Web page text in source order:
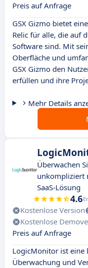
Preis auf Anfrage
GSX Gizmo bietet
Relic für alle, die auf
Software sind. Mit
Oberfläche und
GSX Gizmo den
erfüllen und ihre
Mehr Details
Überwachen
unkompliziert
SaaS-Lösung
4.6
Kostenlose Version
Kostenlose
Preis auf Anfrage
LogicMonitor ist eine
Überwachung und